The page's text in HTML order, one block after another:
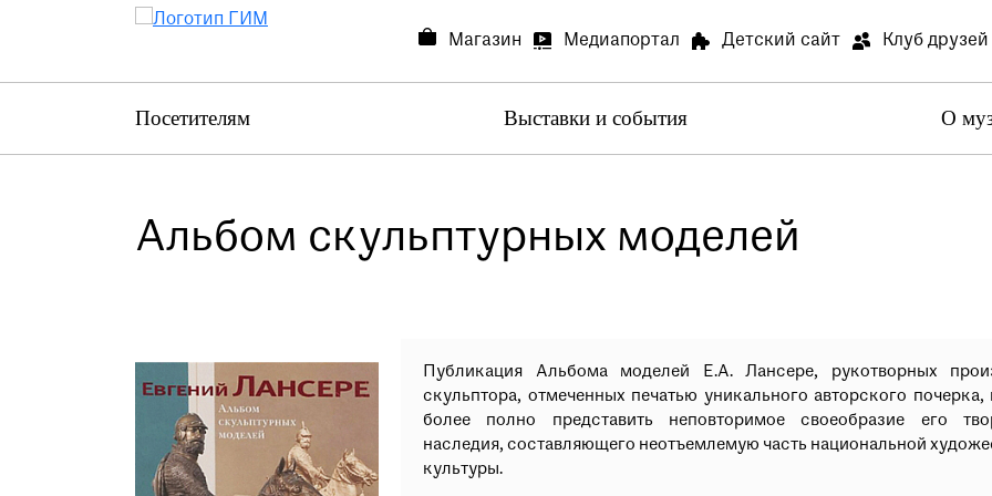
Магазин Медиапортал Детский сайт Клуб друзей
Посетителям Выставки и события О
Посетителям
Выставки и события
О музее
Опрос
Просим
Ваше
Альбом скульптурных моделей
Публикация Альбома моделей Е.А. Лансере, рукотворных
скульптора, отмеченных печатью уникального авторского почерка,
более полно представить неповторимое своеобразие его
наследия, составляющего неотъемлемую часть национальной
культуры.